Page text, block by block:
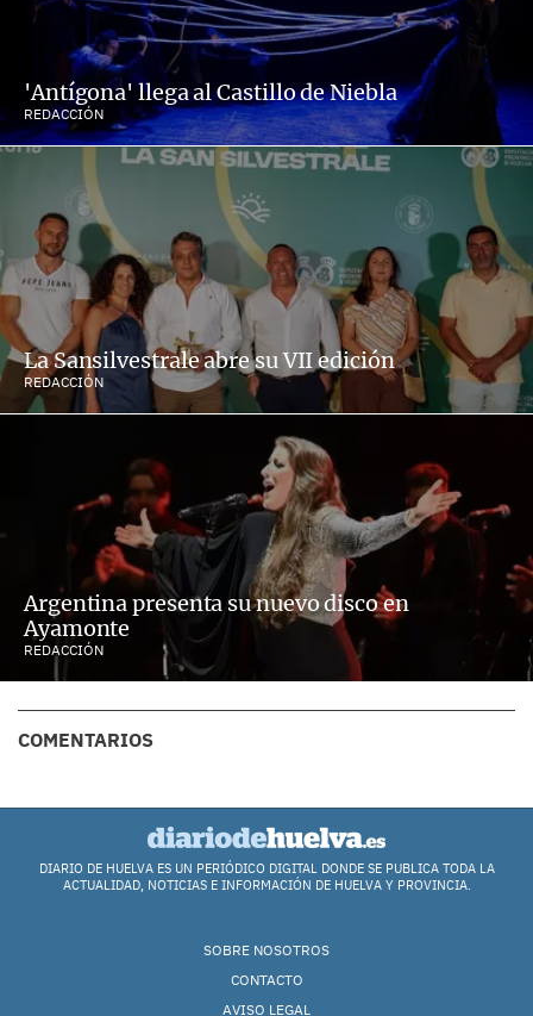
'Antígona' llega al Castillo de Niebla
REDACCIÓN
La Sansilvestrale abre su VII edición
REDACCIÓN
Argentina presenta su nuevo disco en
Ayamonte
REDACCIÓN
COMENTARIOS
DIARIO DE HUELVA ES UN PERIÓDICO DIGITAL DONDE SE PUBLICA TODA LA
ACTUALIDAD, NOTICIAS E INFORMACIÓN DE HUELVA Y PROVINCIA.
SOBRE NOSOTROS
CONTACTO
AVISO LEGAL